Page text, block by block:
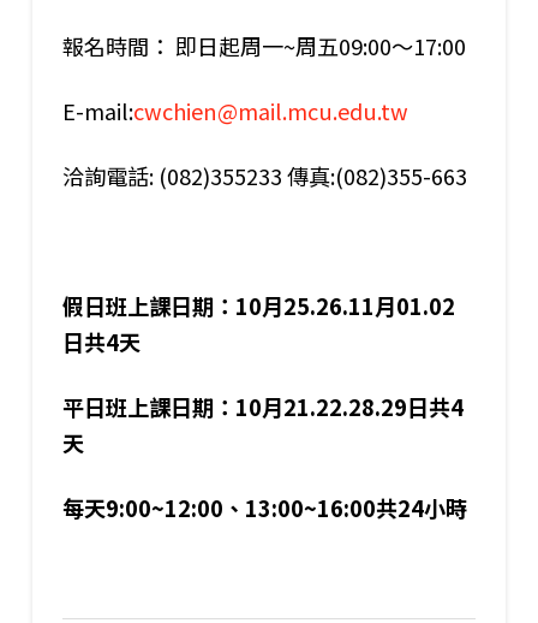
報名時間： 即日起周一~周五09:00～17:00
E-mail:cwchien@mail.mcu.edu.tw
洽詢電話: (082)355233 傳真:(082)355-663
假日班上課日期： 10月25.26.11月01.02
日共4天
平日班上課日期：10月21.22.28.29日共4
天
每天9:00~12:00 、 13:00~16:00共24小時